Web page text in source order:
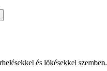
és lökésekkel szemben.